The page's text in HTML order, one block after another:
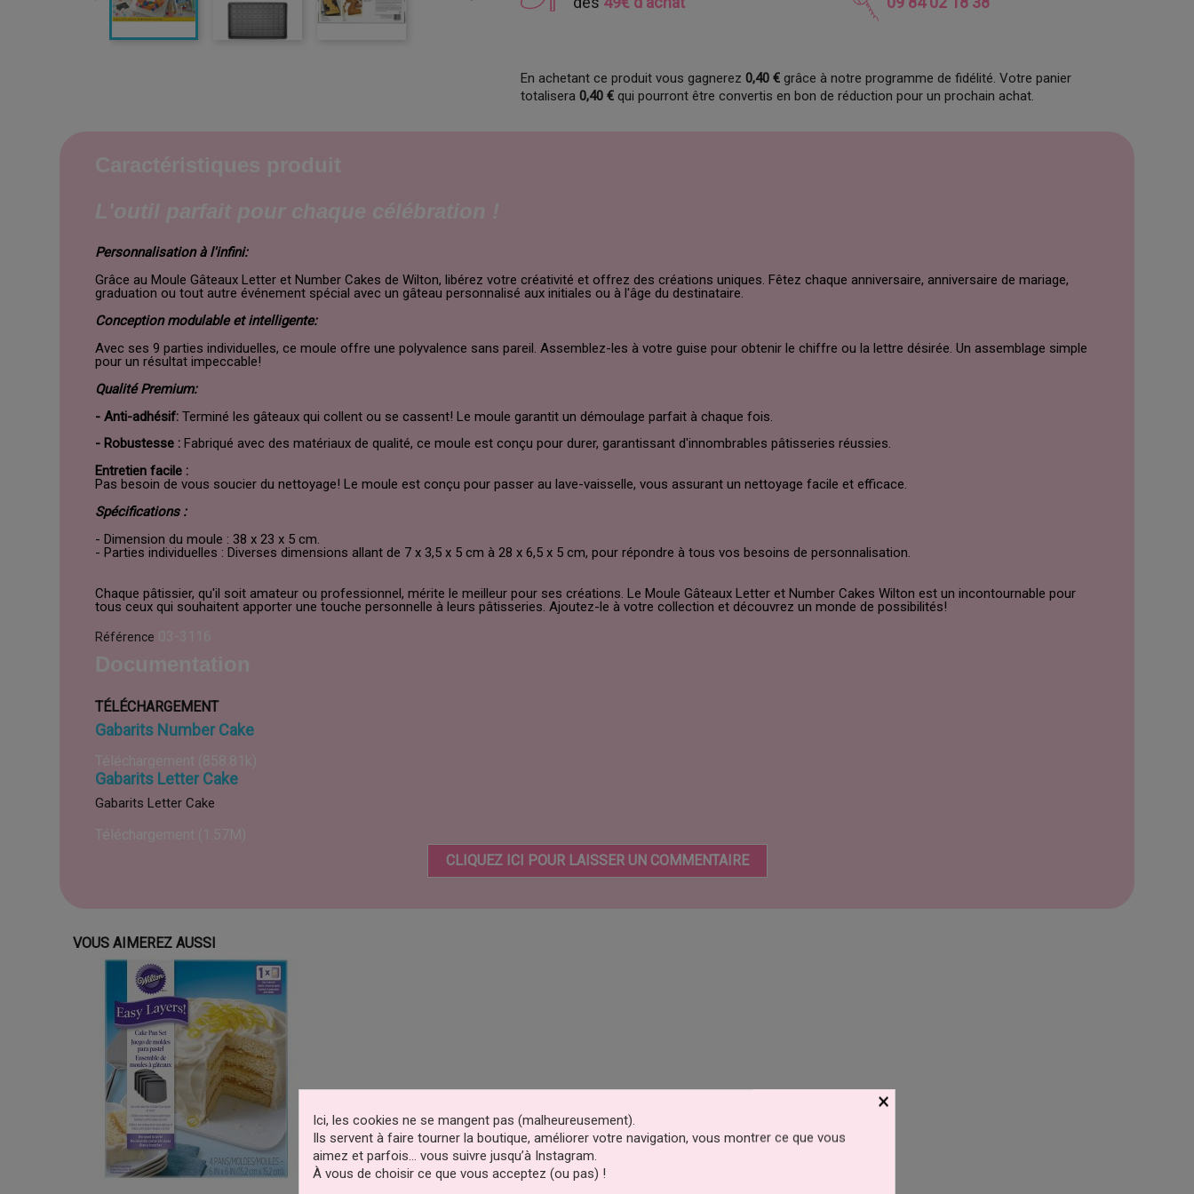
En achetant ce produit vous gagnerez0,40 € grâce à notre programme de fidélité. Votre panier
totalisera0,40 € qui pourront être convertis en bon de réduction pour un prochain achat.
Personnalisation à l'infini:
Grâce au Moule Gâteaux Letter et Number Cakes de Wilton, libérez votre créativité et offrez des créations uniques. Fêtez chaque anniversaire, anniversaire de mariage,
graduation ou tout autre événement spécial avec un gâteau personnalisé aux initiales ou à l'âge du destinataire.
Conception modulable et intelligente:
Avec ses 9 parties individuelles, ce moule offre une polyvalence sans pareil. Assemblez-les à votre guise pour obtenir le chiffre ou la lettre désirée. Un assemblage simple
pour un résultat impeccable!
Qualité Premium:
- Anti-adhésif:Terminé les gâteaux qui collent ou se cassent! Le moule garantit un démoulage parfait à chaque fois.
- Robustesse : Fabriqué avec des matériaux de qualité, ce moule est conçu pour durer, garantissant d'innombrables pâtisseries réussies.
Entretien facile :
Pas besoin de vous soucier du nettoyage! Le moule est conçu pour passer au lave-vaisselle, vous assurant un nettoyage facile et efficace.
Spécifications :
- Dimension du moule : 38 x 23 x 5 cm.
- Parties individuelles : Diverses dimensions allant de 7 x 3,5 x 5 cm à 28 x 6,5 x 5 cm, pour répondre à tous vos besoins de personnalisation.
Chaque pâtissier, qu'il soit amateur ou professionnel, mérite le meilleur pour ses créations. Le Moule Gâteaux Letter et Number Cakes Wilton est un incontournable pour
tous ceux qui souhaitent apporter une touche personnelle à leurs pâtisseries. Ajoutez-le à votre collection et découvrez un monde de possibilités!
Référence
TÉLÉCHARGEMENT
Gabarits Number Cake
Gabarits Letter Cake
Gabarits Letter Cake
CLIQUEZ ICI POUR LAISSER UN COMMENTAIRE
VOUS AIMEREZ AUSSI
×
Ici, les cookies ne se mangent pas (malheureusement).
Ils servent à faire tourner la boutique, améliorer votre navigation, vous montrer ce que vous
aimez et parfois… vous suivre jusqu’à Instagram.
À vous de choisir ce que vous acceptez (ou pas) !